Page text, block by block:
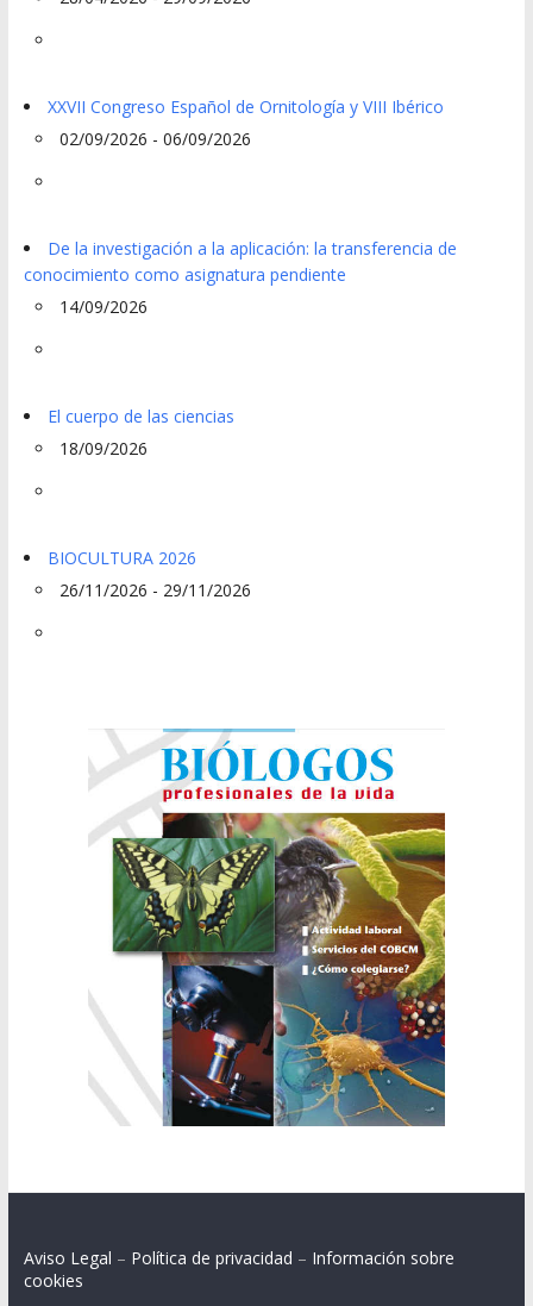
XXVII Congreso Español de Ornitología y VIII Ibérico
02/09/2026 - 06/09/2026
De la investigación a la aplicación: la transferencia de
conocimiento como asignatura pendiente
14/09/2026
El cuerpo de las ciencias
18/09/2026
BIOCULTURA 2026
26/11/2026 - 29/11/2026
Aviso Legal – Política de privacidad – Información sobre
cookies